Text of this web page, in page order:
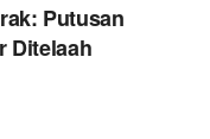
Putusan
Ditelaah